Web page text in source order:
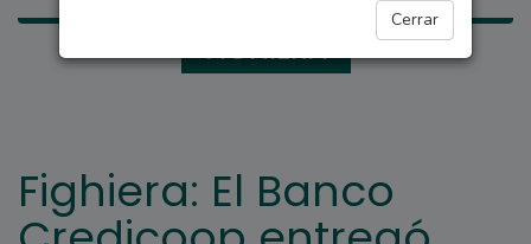
Cerrar
FIGHIERA
Fighiera: El Banco